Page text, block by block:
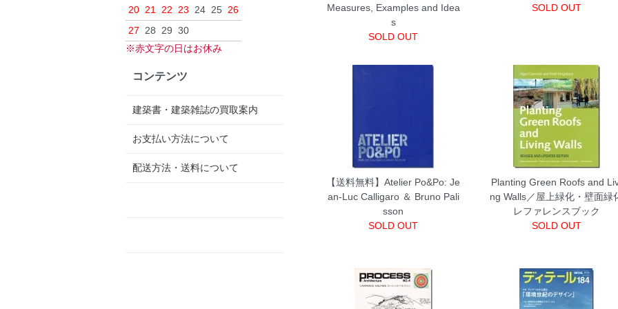
Measures, Examples and Idea
s
SOLD OUT
SOLD OUT
【送料無料】Atelier Po&Po: Je
an-Luc Calligaro ＆ Bruno Pali
sson
SOLD OUT
Planting Green Roofs and
ng Walls／屋上緑化・壁面緑
レファレンスブック
SOLD OUT
20 21 22 23 24 25 26
27 28 29 30
※赤文字の日はお休み
コンテンツ
建築書・建築雑誌の買取案内
お支払い方法について
配送方法・送料について